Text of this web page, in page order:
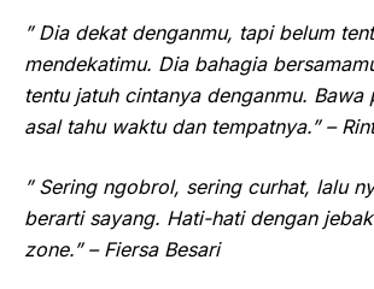
” Dia dekat denganmu, tapi belum
mendekatimu. Dia bahagia
tentu jatuh cintanya denganmu. Bawa
asal tahu waktu dan tempatnya.” –
” Sering ngobrol, sering curhat, lalu
berarti sayang. Hati-hati dengan
zone.” – Fiersa Besari